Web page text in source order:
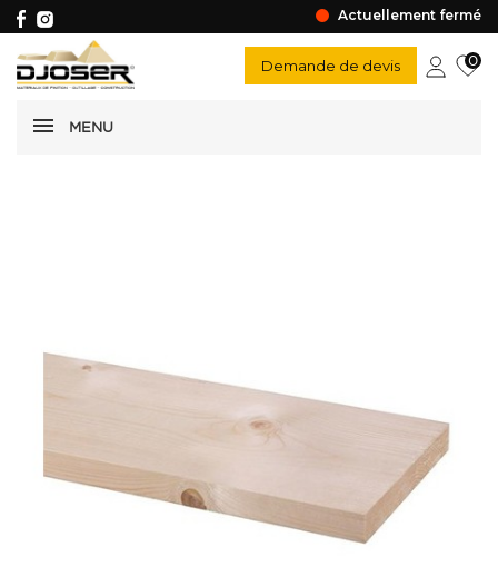
Actuellement fermé
MENU
Demande de devis 0